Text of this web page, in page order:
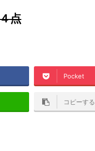
点
Pocket
コピーする